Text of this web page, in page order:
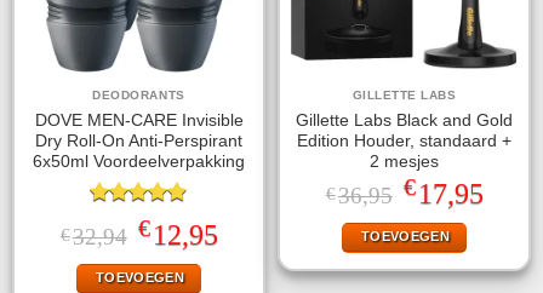
DEODORANTS
DOVE MEN-CARE Invisible
Dry Roll-On Anti-Perspirant
6x50ml Voordeelverpakking
Gewaardeerd
4.86uit 5
€32,94 Oorspronkelijke
prijs
was:
€32,94.
€12,95Huidige
prijs
TOEVOEGEN
GILLETTE LABS
Gillette Labs Black and Gold
Edition Houder, standaard +
2 mesjes
€36,95 Oorspronkelijke
prijs
was:
€36,95.
€17,95Huidige
prijs
TOEVOEGEN